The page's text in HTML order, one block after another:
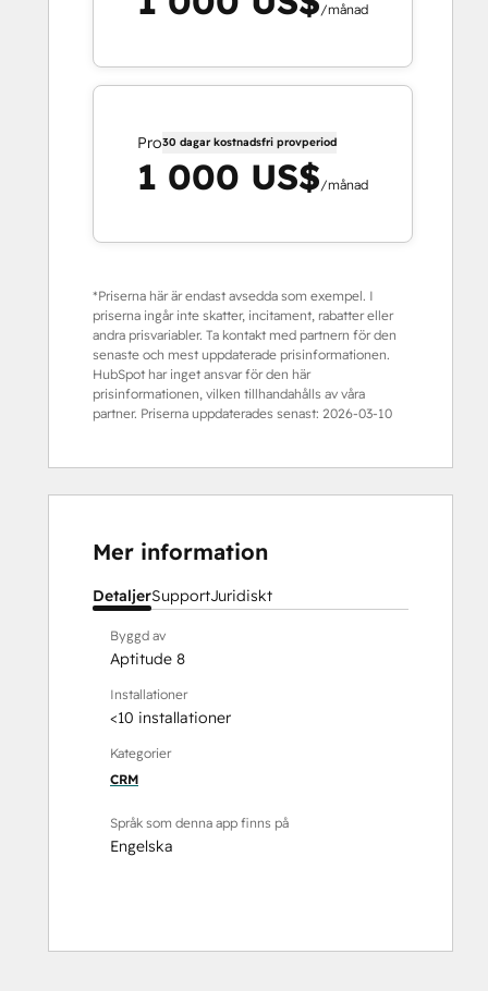
/månad
Pro30 dagar kostnadsfri provperiod
1 000 US$/månad
*Priserna här är endast avsedda som exempel. I
priserna ingår inte skatter, incitament, rabatter eller
andra prisvariabler. Ta kontakt med partnern för den
senaste och mest uppdaterade prisinformationen.
HubSpot har inget ansvar för den här
prisinformationen, vilken tillhandahålls av våra
partner. Priserna uppdaterades senast: 2026-03-10
Mer information
DetaljerSupportJuridiskt
Byggd av
Aptitude 8
Installationer
<10 installationer
Kategorier
CRM
Språk som denna app finns på
Engelska